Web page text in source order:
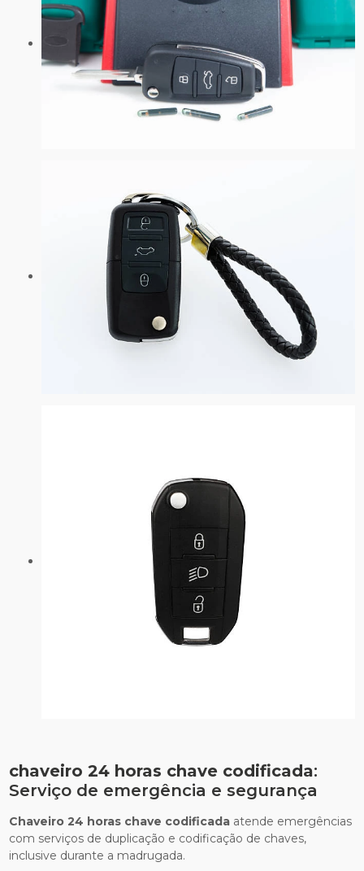
chaveiro 24 horas chave codificada:
Serviço de emergência e segurança
Chaveiro 24 horas chave codificada atende emergências
com serviços de duplicação e codificação de chaves,
inclusive durante a madrugada.